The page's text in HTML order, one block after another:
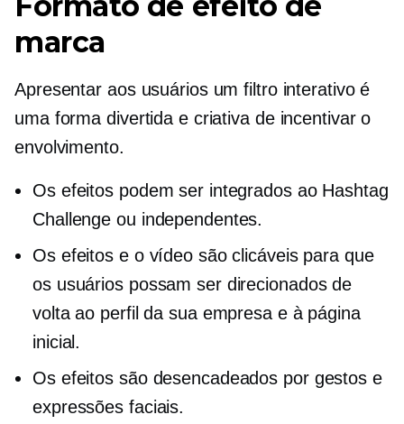
marca
Apresentar aos usuários um filtro interativo é
uma forma divertida e criativa de incentivar o
envolvimento.
Os efeitos podem ser integrados ao Hashtag
Challenge ou independentes.
Os efeitos e o vídeo são clicáveis ​​para que
os usuários possam ser direcionados de
volta ao perfil da sua empresa e à página
inicial.
Os efeitos são desencadeados por gestos e
expressões faciais.